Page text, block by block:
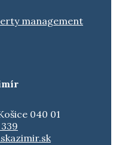
management
040 01